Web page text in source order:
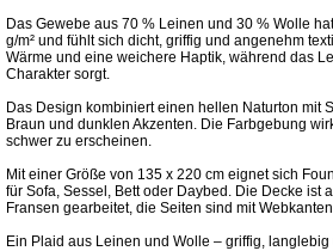
Das Gewebe aus 70 % Leinen und 30 % Wolle
g/m² und fühlt sich dicht, griffig und angenehm
Wärme und eine weichere Haptik, während das
Charakter sorgt.
Das Design kombiniert einen hellen Naturton mit
Braun und dunklen Akzenten. Die Farbgebung
schwer zu erscheinen.
Mit einer Größe von 135 x 220 cm eignet sich
für Sofa, Sessel, Bett oder Daybed. Die Decke ist
Fransen gearbeitet, die Seiten sind mit
Ein Plaid aus Leinen und Wolle – griffig,